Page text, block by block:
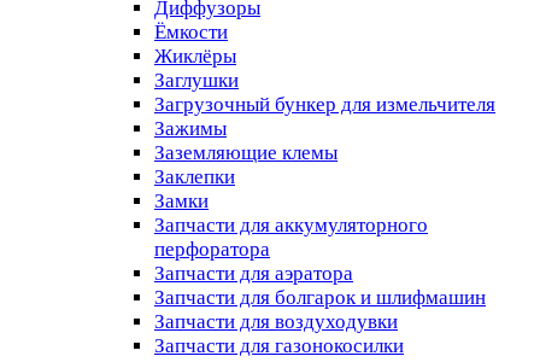
Диффузоры
Ёмкости
Жиклёры
Заглушки
Загрузочный бункер для измельчителя
Зажимы
Заземляющие клемы
Заклепки
Замки
Запчасти для аккумуляторного
перфоратора
Запчасти для аэратора
Запчасти для болгарок и шлифмашин
Запчасти для воздуходувки
Запчасти для газонокосилки